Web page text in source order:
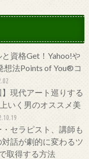
資格Get！Yahoo!や
想法Points of You®コ
】現代アート巡りする
いく男のオススメ美
セラピスト、講師も
話が劇的に変わるツ
取得する方法